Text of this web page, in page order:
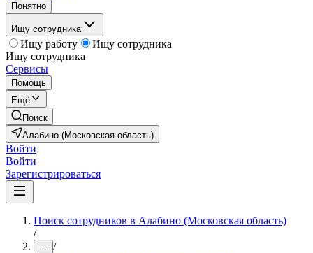
Понятно
Ищу сотрудника
Ищу работу
Ищу сотрудника
Ищу сотрудника
Сервисы
Помощь
Ещё
Поиск
Алабино (Московская область)
Войти
Войти
Зарегистрироваться
Поиск сотрудников в Алабино (Московская область)
/
... /